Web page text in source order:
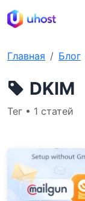
Главная Блог
DKIM
Тег • 1 статей